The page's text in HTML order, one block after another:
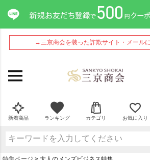
→三京商会を装った詐欺サイト・メール
新着商品 ランキング カテゴリ お気に入り